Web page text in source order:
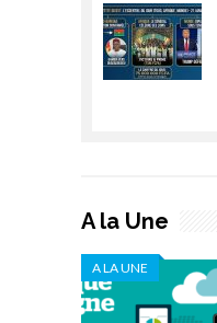
A la Une
A LA UNE